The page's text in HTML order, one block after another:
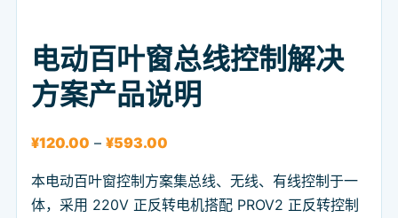
电动百叶窗总线控制解决
方案产品说明
¥120.00 – ¥593.00
本电动百叶窗控制方案集总线、无线、有线控制于一
体，采用 220V 正反转电机搭配 PROV2 正反转控制